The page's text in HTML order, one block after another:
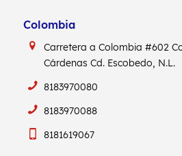
Colombia
Carretera a Colombia #602
CárdenasCd. Escobedo, N.L.
8183970080
8183970088
8181619067